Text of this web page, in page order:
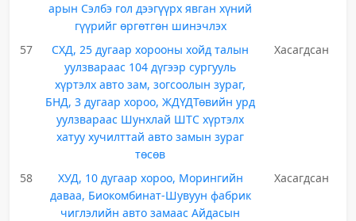
арын Сэлбэ гол дээгүүрх явган хүний
гүүрийг өргөтгөн шинэчлэх
57
СХД, 25 дугаар хорооны хойд талын
уулзвараас 104 дүгээр сургууль
хүртэлх авто зам, зогсоолын зураг,
БНД, 3 дугаар хороо, ЖДҮДТөвийн урд
уулзвараас Шунхлай ШТС хүртэлх
хатуу хучилттай авто замын зураг
төсөв
Хасагдсан
58
ХУД, 10 дугаар хороо, Морингийн
даваа, Биокомбинат-Шувуун фабрик
чиглэлийн авто замаас Айдасын
Хасагдсан